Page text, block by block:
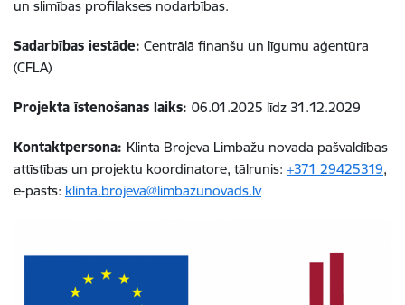
un slimības profilakses nodarbības.
Sadarbības iestāde: Centrālā finanšu un līgumu aģentūra
(CFLA)
Projekta īstenošanas laiks: 06.01.2025 līdz 31.12.2029
Kontaktpersona: Klinta Brojeva Limbažu novada pašvaldības
attīstības un projektu koordinatore, tālrunis: +371 29425319,
e-pasts: klinta.brojeva@limbazunovads.lv